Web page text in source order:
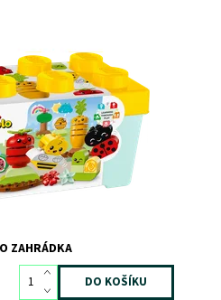
průzkumníky přírody
ZAHRÁDKA